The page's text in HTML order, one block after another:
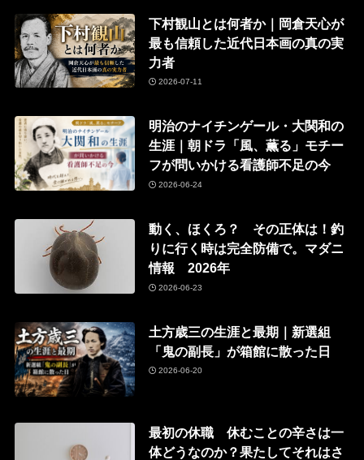
下村観山とは何者か｜岡倉天心が
最も信頼した近代日本画の真の実
力者
2026-07-11
明治のナイチンゲール・大関和の
生涯｜朝ドラ「風、薫る」モチー
フが問いかける看護師不足の今
2026-06-24
動く、ほくろ？ その正体は！釣
りに行く時は完全防備で。マダニ
情報 2026年
2026-06-23
土方歳三の生涯と最期｜新選組
「鬼の副長」が箱館に散った日
2026-06-20
最初の休職 休むことの辛さは一
体どうなのか？果たしてそれはさ